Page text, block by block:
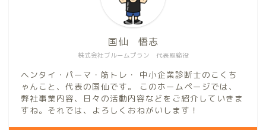
株式会社ブルームプラン 代表取締役
国仙 悟志
ヘンタイ・パーマ・筋トレ・ 中小企業診断士のこくち
ゃんこと、代表の国仙です。 このホームページでは、
弊社事業内容、日々の活動内容などをご紹介していきま
すね。それでは、よろしくおねがいします！